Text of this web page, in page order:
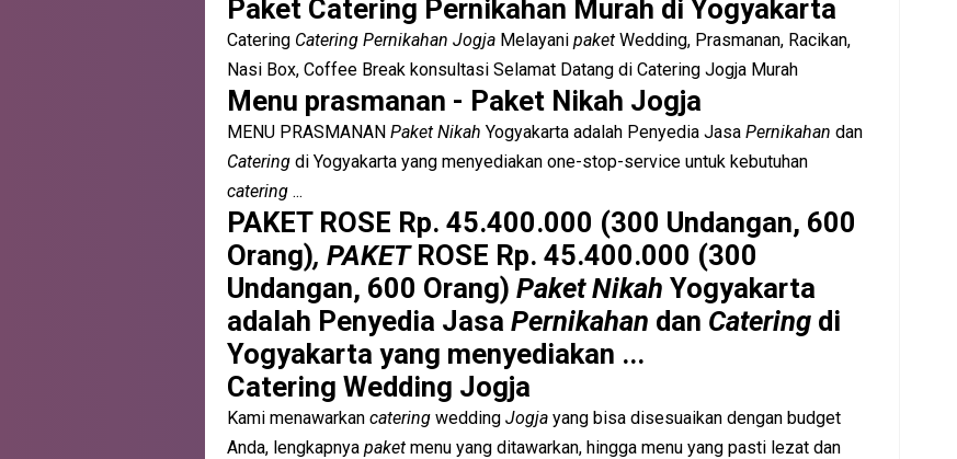
Paket Catering Pernikahan Murah di Yogyakarta
Catering Catering Pernikahan Jogja Melayani paket Wedding, Prasmanan, Racikan,
Nasi Box, Coffee Break konsultasi Selamat Datang di Catering Jogja Murah
Menu prasmanan - Paket Nikah Jogja
MENU PRASMANAN Paket Nikah Yogyakarta adalah Penyedia Jasa Pernikahan dan
Catering di Yogyakarta yang menyediakan one-stop-service untuk kebutuhan
catering ...
PAKET ROSE Rp. 45.400.000 (300 Undangan, 600
Orang), PAKETROSE Rp. 45.400.000 (300
Undangan, 600 Orang) Paket Nikah Yogyakarta
adalah Penyedia Jasa Pernikahan dan Catering di
Yogyakarta yang menyediakan ...
Catering Wedding Jogja
Kami menawarkan catering wedding Jogja yang bisa disesuaikan dengan budget
Anda, lengkapnya paket menu yang ditawarkan, hingga menu yang pasti lezat dan